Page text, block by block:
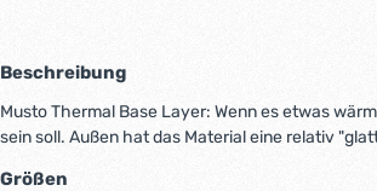
Beschreibung
Musto Thermal Base Layer: Wenn es etwas
sein soll. Außen hat das Material eine relativ
Größen